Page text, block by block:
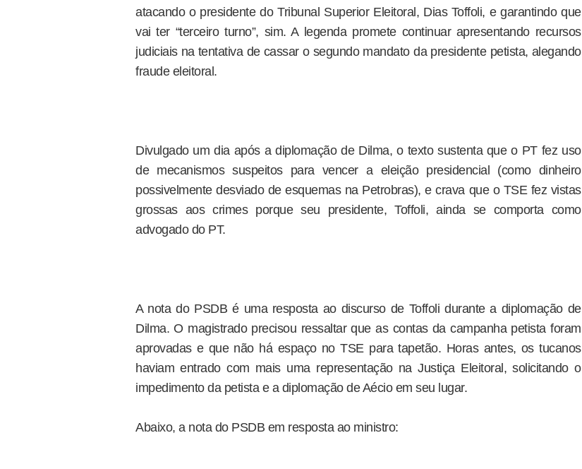
atacando o presidente do Tribunal Superior Eleitoral, Dias Toffoli, e garantindo que
vai ter “terceiro turno”, sim. A legenda promete continuar apresentando recursos
judiciais na tentativa de cassar o segundo mandato da presidente petista, alegando
fraude eleitoral.
Divulgado um dia após a diplomação de Dilma, o texto sustenta que o PT fez uso
de mecanismos suspeitos para vencer a eleição presidencial (como dinheiro
possivelmente desviado de esquemas na Petrobras), e crava que o TSE fez vistas
grossas aos crimes porque seu presidente, Toffoli, ainda se comporta como
advogado do PT.
A nota do PSDB é uma resposta ao discurso de Toffoli durante a diplomação de
Dilma. O magistrado precisou ressaltar que as contas da campanha petista foram
aprovadas e que não há espaço no TSE para tapetão. Horas antes, os tucanos
haviam entrado com mais uma representação na Justiça Eleitoral, solicitando o
impedimento da petista e a diplomação de Aécio em seu lugar.
Abaixo, a nota do PSDB em resposta ao ministro: